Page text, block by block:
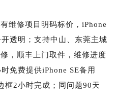
维修项目明码标价，iPhone
透明；支持中山、东莞主城
，顺丰上门取件，维修进度
免费提供iPhone SE备用
框2小时完成；同问题90天